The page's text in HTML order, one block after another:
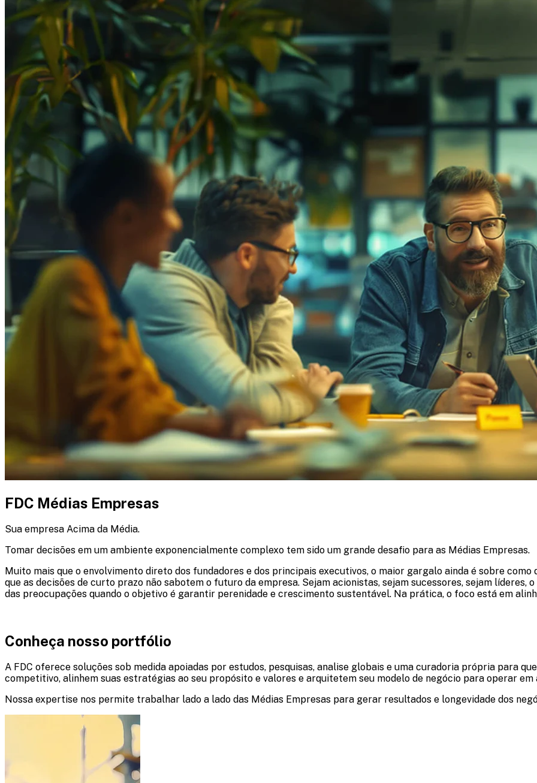
FDC Médias Empresas
Sua empresa Acima da Média.
Tomar decisões em um ambiente exponencialmente complexo tem sido um grande desafio para as Médias Empresas.
Muito mais que o envolvimento direto dos fundadores e dos principais executivos, o maior gargalo ainda é sobre
que as decisões de curto prazo não sabotem o futuro da empresa. Sejam acionistas, sejam sucessores, sejam líderes,
das preocupações quando o objetivo é garantir perenidade e crescimento sustentável. Na prática, o foco está em
Conheça nosso portfólio
A FDC oferece soluções sob medida apoiadas por estudos, pesquisas, analise globais e uma curadoria própria para
competitivo, alinhem suas estratégias ao seu propósito e valores e arquitetem seu modelo de negócio para operar em
Nossa expertise nos permite trabalhar lado a lado das Médias Empresas para gerar resultados e longevidade dos